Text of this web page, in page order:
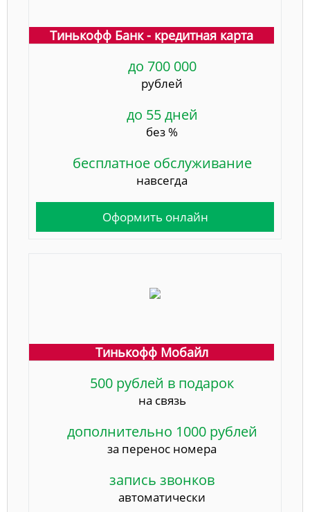
Тинькофф Банк - кредитная карта
до 700 000
рублей
до 55 дней
без %
бесплатное обслуживание
навсегда
Оформить онлайн
Тинькофф Мобайл
500 рублей в подарок
на связь
дополнительно 1000 рублей
за перенос номера
запись звонков
автоматически